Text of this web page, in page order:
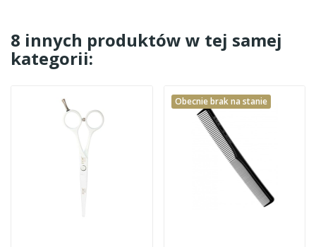
8 innych produktów w tej samej
kategorii:
Obecnie brak na stanie